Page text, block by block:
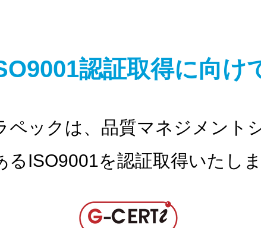
認証取得に向け
ペックは、品質マネジメント
るISO9001を認証取得いたし